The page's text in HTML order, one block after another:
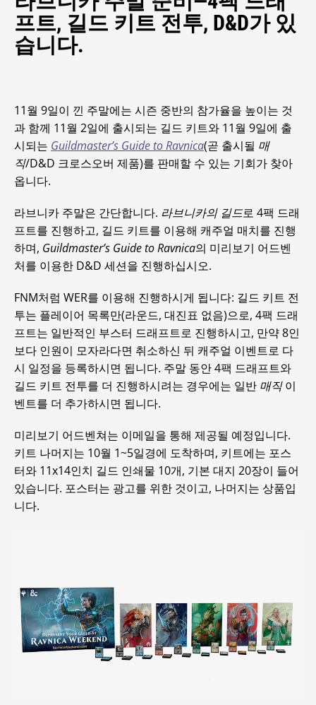
프트, 길드 키트 전투, D&D가 있
습니다.
11월 9일이 낀 주말에는 시즌 중반의 참가율을 높이는 것
과 함께 11월 2일에 출시되는 길드 키트와 11월 9일에 출
시되는 Guildmaster’s Guide to Ravnica(곧 출시될 매
직/D&D 크로스오버 제품)를 판매할 수 있는 기회가 찾아
옵니다.
라브니카 주말은 간단합니다. 라브니카의 길드로 4팩 드래
프트를 진행하고, 길드 키트를 이용해 캐주얼 매치를 진행
하며, Guildmaster’s Guide to Ravnica의 미리보기 어드벤
처를 이용한 D&D 세션을 진행하십시오.
FNM처럼 WER를 이용해 진행하시게 됩니다: 길드 키트 전
투는 플레이어 목록만(라운드, 대진표 없음)으로, 4팩 드래
프트는 일반적인 부스터 드래프트로 진행하시고, 만약 8인
보다 인원이 모자라다면 취소하신 뒤 캐주얼 이벤트로 다
시 일정을 등록하시면 됩니다. 주말 동안 4팩 드래프트와
길드 키트 전투를 더 진행하시려는 경우에는 일반 매직이
벤트를 더 추가하시면 됩니다.
미리보기 어드벤쳐는 이메일을 통해 제공될 예정입니다.
키트 나머지는 10월 1~5일경에 도착하며, 키트에는 포스
터와 11x14인치 길드 인쇄물 10개, 기본 대지 20장이 들어
있습니다. 포스터는 광고를 위한 것이고, 나머지는 상품입
니다.